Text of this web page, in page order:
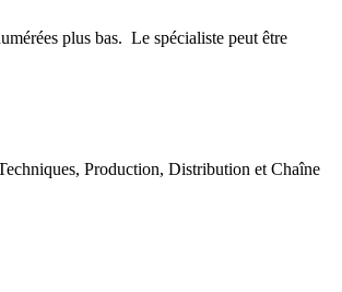
plus bas. Le spécialiste peut être
Production, Distribution et Chaîne